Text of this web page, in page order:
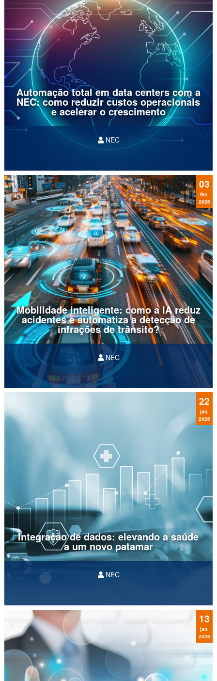
Automação total em data centers com a
NEC: como reduzir custos operacionais
e acelerar o crescimento
Você já parou para calcular quanto do
"manter as luzes acesas"?
NEC
Mobilidade inteligente: como a IA reduz
acidentes e automatiza a detecção de
infrações de trânsito?
03
fev.
2026
NEC
Integração de dados: elevando a saúde
a um novo patamar
22
jan.
2026
Por Roberto Murakami, VP das unidades de
América Latina
NEC
13
jan.
2026